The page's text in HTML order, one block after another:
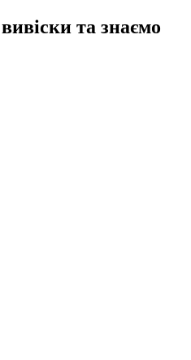
та знаємо